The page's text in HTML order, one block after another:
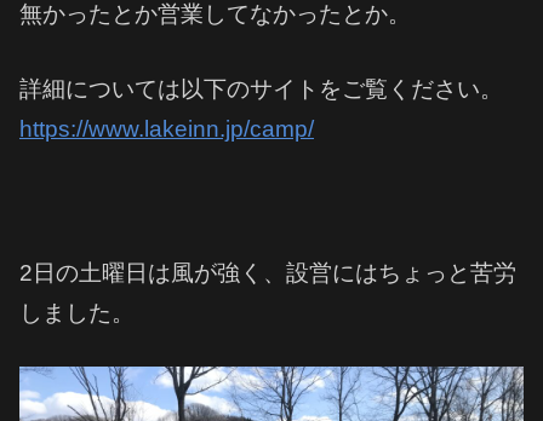
無かったとか営業してなかったとか。
詳細については以下のサイトをご覧ください。
https://www.lakeinn.jp/camp/
2日の土曜日は風が強く、設営にはちょっと苦労
しました。